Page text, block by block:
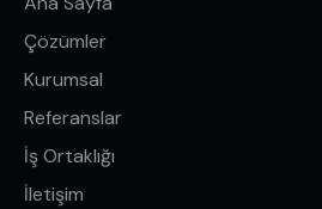
Çözümler
Kurumsal
Referanslar
İş Ortaklığı
İletişim